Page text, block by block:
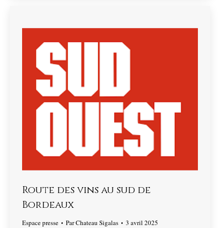
Route des vins au sud de
Bordeaux
Espace presse ParChateau Sigalas 3 avril 2025